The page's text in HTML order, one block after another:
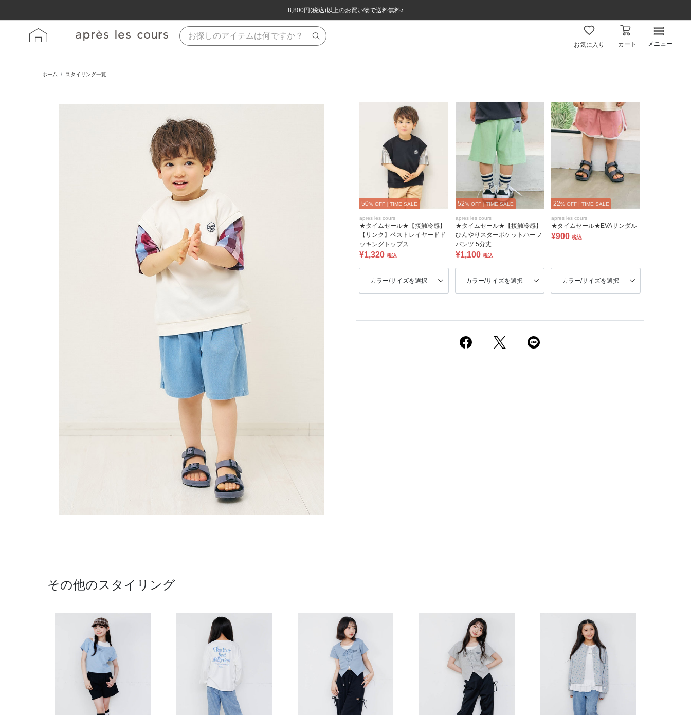
8,800円(税込)以上のお買い物で送料無料♪
ほぼ全品半額！！8/12(水)お昼12:59まで！！
8,800円(税込)以上のお買い物で送料無料♪
ほぼ全品半額！！8/12(水)お昼12:59まで！！
お気に入り カート メニュー
ホーム スタイリング一覧
50% OFF | TIME SALE
apres les cours
★タイムセール★【接触冷感】
【リンク】ベストレイヤードド
ッキングトップス
¥1,320 税込
カラー/サイズを選択
52% OFF | TIME SALE
apres les cours
★タイムセール★【接触冷感】
ひんやりスターポケットハーフ
パンツ 5分丈
¥1,100 税込
カラー/サイズを選択
22% OFF | TIME SALE
apres les cours
★タイムセール★EVAサンダル
¥900 税込
カラー/サイズを選択
その他のスタイリング